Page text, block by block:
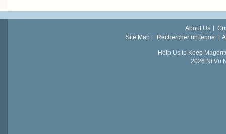
About Us
Site Map
Rechercher un terme
Help Us to Keep
2026 Ni Vu